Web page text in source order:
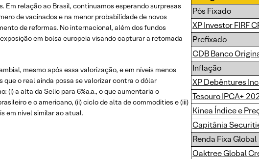
Em relação ao Brasil, continuamos esperando surpresas
de vacinados e na menor probabilidade de novos
de reformas. No internacional, além dos fundos
em bolsa europeia visando capturar a retomada
mesmo após essa valorização, e em níveis menos
o real ainda possa se valorizar contra o dólar
(i) a alta da Selic para 6%a.a., o que aumentaria o
e o americano, (ii) ciclo de alta de commodities e (iii)
em nível similar ao atual.
Pós Fixado
XP Investor FIRF
Prefixado
CDB Banco
Inflação
XP Debêntures
Tesouro IPCA+
Kinea Índice e
Capitânia
Renda Fixa Global
Oaktree Global